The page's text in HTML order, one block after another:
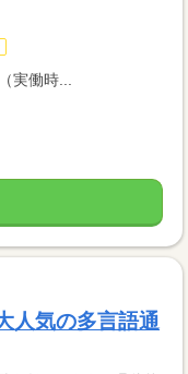
実働時...
人気の多言語通